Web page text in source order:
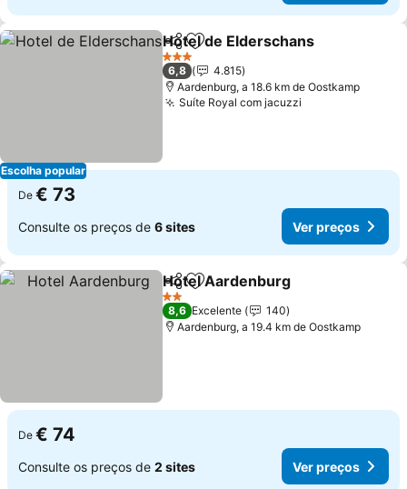
Escolha popular
PartilharAdicionar aos favoritos
Hotel de Elderschans
3 Estrelas
6,8
4.815
Aardenburg, a 18.6 km de Oostkamp
Suíte Royal com jacuzzi
De € 73
Consulte os preços de 6 sites Ver preços
PartilharAdicionar aos favoritos
Hotel Aardenburg
2 Estrelas
8,6 Excelente
140
Aardenburg, a 19.4 km de Oostkamp
De € 74
Consulte os preços de 2 sites Ver preços